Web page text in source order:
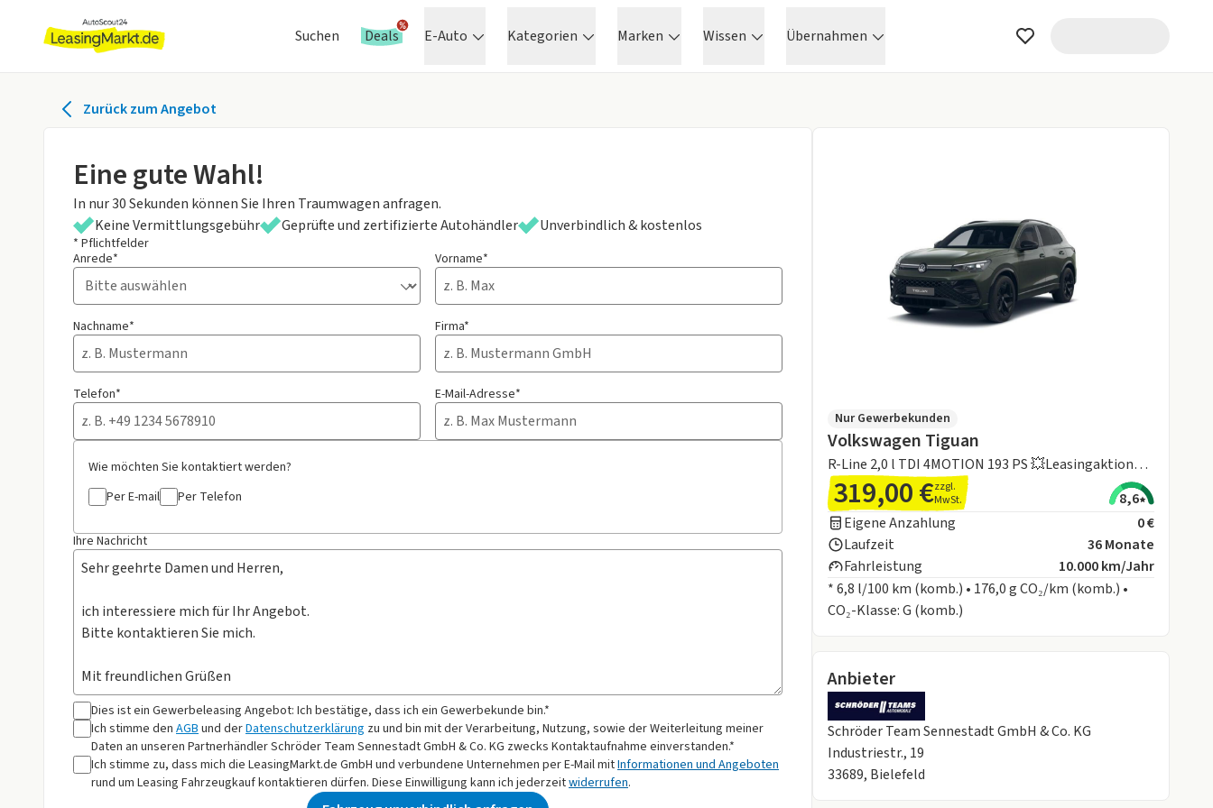
Suchen Deals E-Auto Kategorien Marken Wissen Übernahmen
Zurück zum Angebot
Eine gute Wahl!
In nur 30 Sekunden können Sie Ihren Traumwagen anfragen.
Keine Vermittlungsgebühr
Geprüfte und zertifizierte Autohändler Unverbindlich & kostenlos
* Pflichtfelder
Anrede*
Vorname*
Nachname* Firma*
Telefon* E-Mail-Adresse*
Wie möchten Sie kontaktiert werden?
Per E-mail
Per Telefon
Ihre Nachricht
Dies ist ein Gewerbeleasing Angebot: Ich bestätige, dass ich ein Gewerbekunde bin.*
Ich stimme den AGBund derDatenschutzerklärung zu und bin mit der Verarbeitung, Nutzung, sowie der Weiterleitung meiner
Daten an unseren Partnerhändler Schröder Team Sennestadt GmbH & Co. KG zwecks Kontaktaufnahme einverstanden.*
Ich stimme zu, dass mich die LeasingMarkt.de GmbH und verbundene Unternehmen per E-Mail mitInformationen und Angeboten
rund um Leasing Fahrzeugkauf kontaktieren dürfen. Diese Einwilligung kann ich jederzeitwiderrufen.
Nur Gewerbekunden
Volkswagen Tiguan
R-Line 2,0 l TDI 4MOTION 193 PS 💥Leasingaktion💥
Für Sie vorbestellt!
319,00 €zzgl.
MwSt.
8,6
Eigene Anzahlung
0 €
Laufzeit
36 Monate
Fahrleistung
10.000 km/Jahr
* 6,8 l/100 km (komb.) • 176,0 g CO₂/km (komb.) •
CO₂-Klasse: G (komb.)
Anbieter
Schröder Team Sennestadt GmbH & Co. KG
Industriestr., 19
33689, Bielefeld